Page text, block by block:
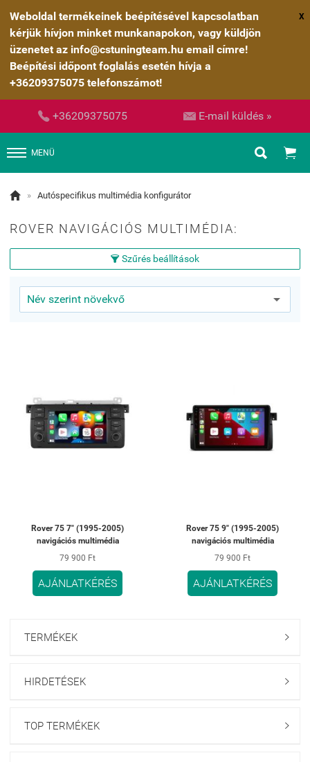
Weboldal termékeinek beépítésével kapcsolatban
kérjük hívjon minket munkanapokon, vagy küldjön
üzenetet az info@cstuningteam.hu email címre!
Beépítési időpont foglalás esetén hívja a
+36209375075 telefonszámot!
X
 +36209375075  E-mail küldés »
MENÜ  
 » Autóspecifikus multimédia konfigurátor
ROVER NAVIGÁCIÓS MULTIMÉDIA:
 Szűrés beállítások
Rover 75 7" (1995-2005)
navigációs multimédia
79 900 Ft
AJÁNLATKÉRÉS
Rover 75 9" (1995-2005)
navigációs multimédia
79 900 Ft
AJÁNLATKÉRÉS
TERMÉKEK 
HIRDETÉSEK 
TOP TERMÉKEK 